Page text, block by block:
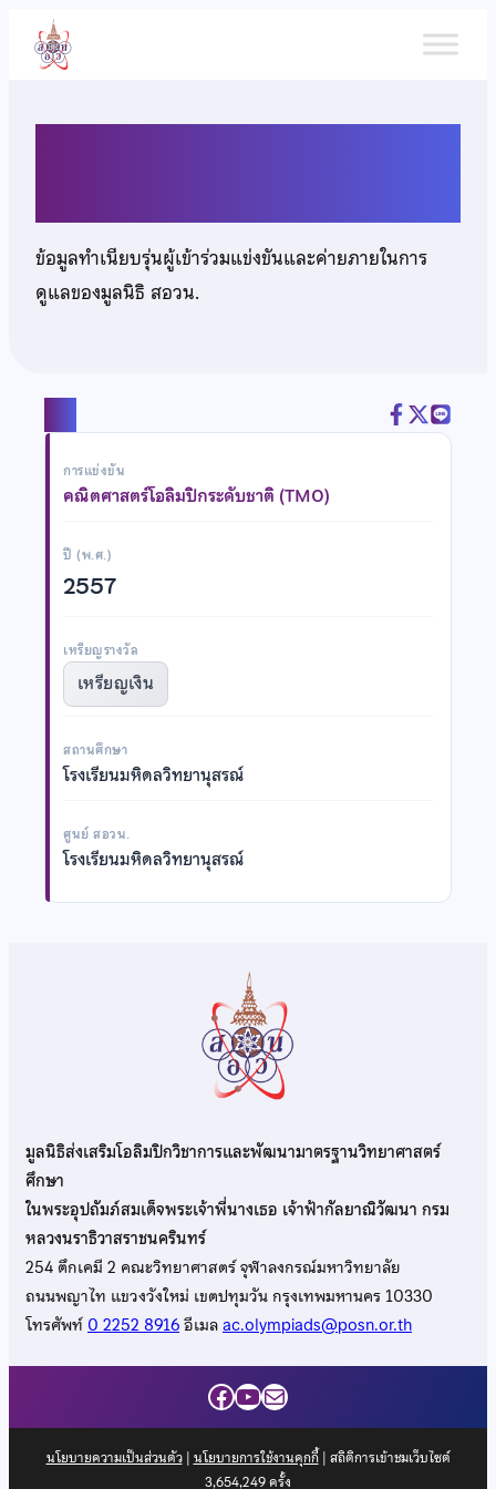
เนื้อหา
ข้อมูลทำเนียบรุ่นผู้เข้าร่วมแข่งขันและค่ายภายในการ
ดูแลของมูลนิธิ สอวน.
การแข่งขัน
คณิตศาสตร์โอลิมปิกระดับชาติ (TMO)
ปี (พ.ศ.)
2557
เหรียญรางวัล
เหรียญเงิน
สถานศึกษา
โรงเรียนมหิดลวิทยานุสรณ์
ศูนย์ สอวน.
โรงเรียนมหิดลวิทยานุสรณ์
มูลนิธิส่งเสริมโอลิมปิกวิชาการและพัฒนามาตรฐานวิทยาศาสตร์
ศึกษา
ในพระอุปถัมภ์สมเด็จพระเจ้าพี่นางเธอ เจ้าฟ้ากัลยาณิวัฒนา กรม
หลวงนราธิวาสราชนครินทร์
254 ตึกเคมี 2 คณะวิทยาศาสตร์ จุฬาลงกรณ์มหาวิทยาลัย
ถนนพญาไท แขวงวังใหม่ เขตปทุมวัน กรุงเทพมหานคร 10330
โทรศัพท์0 2252 8916อีเมลac.olympiads@posn.or.th
Facebook
YouTube
Mail
นโยบายความเป็นส่วนตัว| นโยบายการใช้งานคุกกี้| สถิติการเข้าชมเว็บไซต์
3,654,249ครั้ง